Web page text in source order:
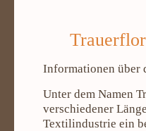
Trauerflor
Informationen über
Unter dem Namen
verschiedener
Textilindustrie ein